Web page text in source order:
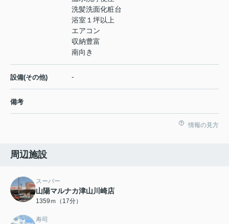
洗髪洗面化粧台
浴室１坪以上
エアコン
収納豊富
南向き
設備(その他) -
備考
情報の見方
周辺施設
スーパー
山陽マルナカ津山川崎店
1359ｍ（17分）
寿司